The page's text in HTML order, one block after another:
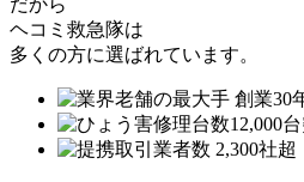
ヘコミ救急隊は
多くの方に選ばれています。